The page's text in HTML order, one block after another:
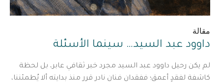
مقالة
داوود عبد السيد… سينما الأسئلة
لم يكن رحيل داوود عبد السيد مجرد خبر ثقافي عابر، بل لحظة
كاشفة لفقدٍ أعمق؛ ففقدان فنان نادر قرر منذ بدايته ألا يُطمئننا،